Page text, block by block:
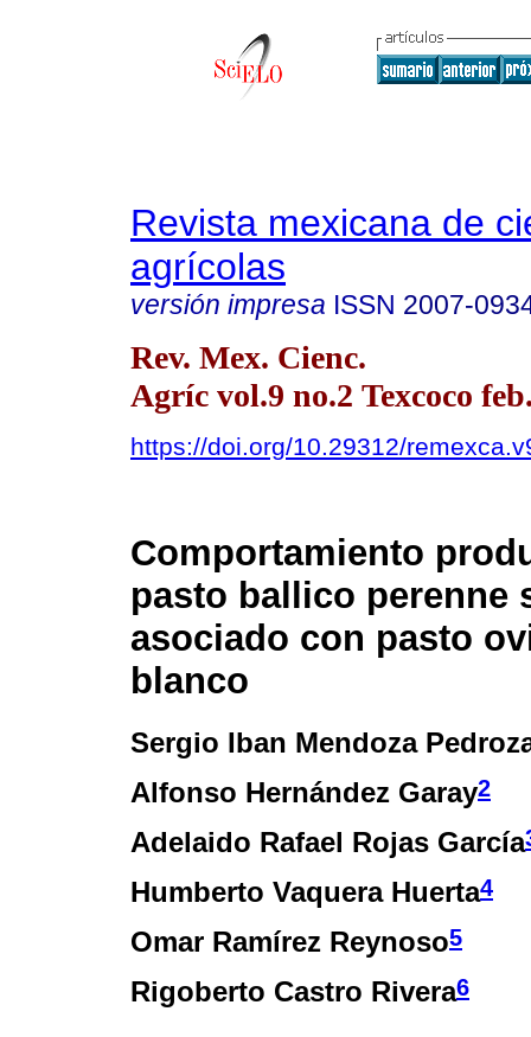
Revista mexicana de
agrícolas
versión impresa ISSN 2007-
Rev. Mex. Cienc.
Agríc vol.9 no.2 Texcoco
https://doi.org/10.29312/
Comportamiento
pasto ballico perenne
asociado con pasto
blanco
Sergio Iban Mendoza
Alfonso Hernández Garay2
Adelaido Rafael Rojas García
Humberto Vaquera Huerta4
Omar Ramírez Reynoso5
Rigoberto Castro Rivera6